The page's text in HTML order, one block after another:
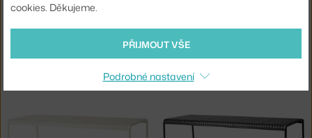
HAY
cookies. Děkujeme.
PŘIJMOUT VŠE
Podrobné nastavení